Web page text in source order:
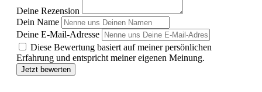
Deine Rezension
Dein Name
Deine E-Mail-Adresse
Diese Bewertung basiert auf meiner persönlichen
Erfahrung und entspricht meiner eigenen Meinung.
Jetzt bewerten